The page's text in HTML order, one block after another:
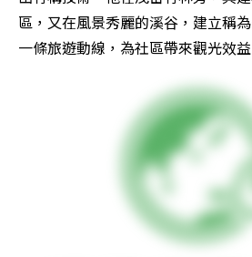
區，又在風景秀麗的溪谷，建立稱
一條旅遊動線，為社區帶來觀光效益